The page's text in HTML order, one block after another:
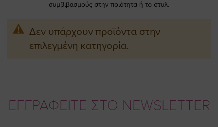
συμβιβασμούς στην ποιότητα ή το στυλ.
Δεν υπάρχουν προϊόντα στην
επιλεγμένη κατηγορία.
ΕΓΓΡΑΦΕΙΤΕ ΣΤΟ NEWSLETTER